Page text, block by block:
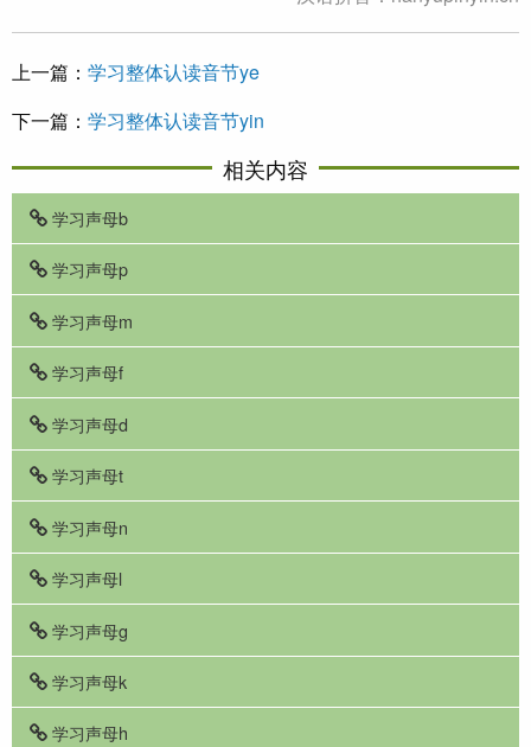
上一篇： 学习整体认读音节ye
下一篇： 学习整体认读音节yin
相关内容
学习声母b
学习声母p
学习声母m
学习声母f
学习声母d
学习声母t
学习声母n
学习声母l
学习声母g
学习声母k
学习声母h